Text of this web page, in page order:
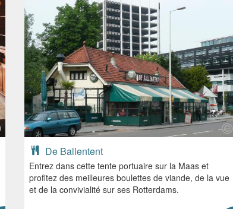
De Ballentent
Entrez dans cette tente portuaire sur la Maas et
profitez des meilleures boulettes de viande, de la vue
et de la convivialité sur ses Rotterdams.